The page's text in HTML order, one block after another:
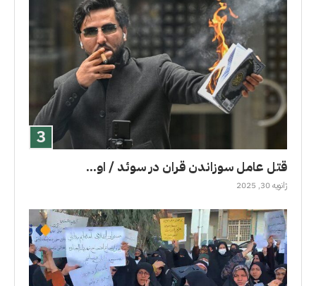
قتل عامل سوزاندن قران در سوئد / او...
ژانویه 30, 2025